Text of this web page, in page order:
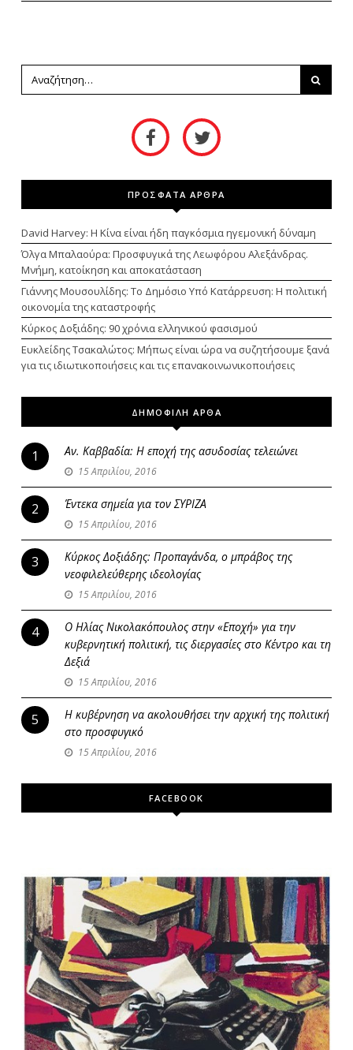
ΠΡΟΣΦΑΤΑ ΑΡΘΡΑ
David Harvey: Η Κίνα είναι ήδη παγκόσμια ηγεμονική δύναμη
Όλγα Μπαλαούρα: Προσφυγικά της Λεωφόρου Αλεξάνδρας.
Μνήμη, κατοίκηση και αποκατάσταση
Γιάννης Μουσουλίδης: Το Δημόσιο Υπό Κατάρρευση: Η πολιτική
οικονομία της καταστροφής
Κύρκος Δοξιάδης: 90 χρόνια ελληνικού φασισμού
Ευκλείδης Τσακαλώτος: Μήπως είναι ώρα να συζητήσουμε ξανά
για τις ιδιωτικοποιήσεις και τις επανακοινωνικοποιήσεις
ΔΗΜΟΦΙΛΗ ΑΡΘΑ
1 Αν. Καββαδία: Η εποχή της ασυδοσίας τελειώνει
15 Απριλίου, 2016
2 Έντεκα σημεία για τον ΣΥΡΙΖΑ
15 Απριλίου, 2016
3
Κύρκος Δοξιάδης: Προπαγάνδα, ο μπράβος της
νεοφιλελεύθερης ιδεολογίας
15 Απριλίου, 2016
4
Ο Ηλίας Νικολακόπουλος στην «Εποχή» για την
κυβερνητική πολιτική, τις διεργασίες στο Κέντρο και τη
Δεξιά
15 Απριλίου, 2016
5
Η κυβέρνηση να ακολουθήσει την αρχική της πολιτική
στο προσφυγικό
15 Απριλίου, 2016
FACEBOOK